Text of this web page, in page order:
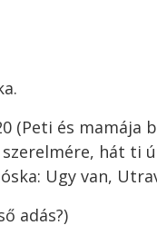
(Peti és mamája
szerelmére, hát ti
Ugy van,
adás?)